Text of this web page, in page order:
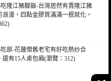
隆江豬腳飯-台灣居然有賣隆江豬
漫，四點金膠質滿滿一抿就化，
部-花蓮懷舊老宅有好吃熱炒合
有15人桌包廂(瀏覽：312)